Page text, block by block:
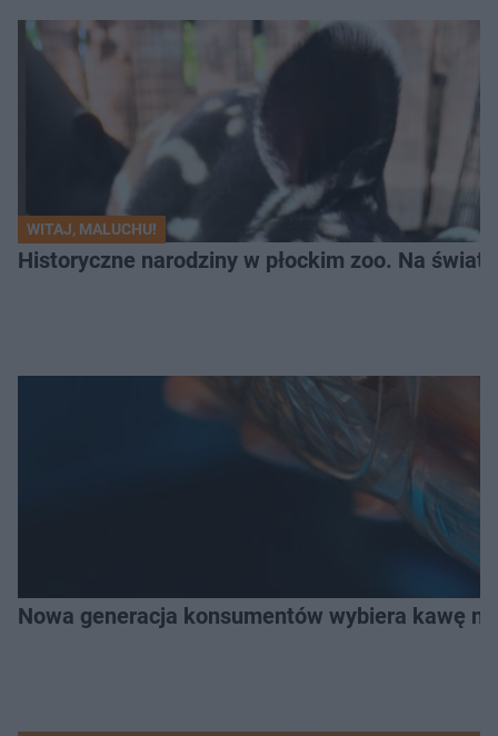
WITAJ, MALUCHU!
Historyczne narodziny w płockim zoo. Na świat
Nowa generacja konsumentów wybiera kawę